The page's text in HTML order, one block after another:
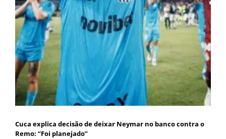
Cuca explica decisão de deixar Neymar no banco contra o
Remo: “Foi planejado”